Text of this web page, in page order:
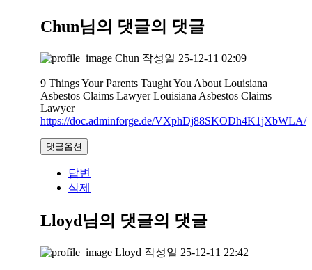
Chun님의 댓글의 댓글
Chun 작성일 25-12-11 02:09
9 Things Your Parents Taught You About Louisiana
Asbestos Claims Lawyer Louisiana Asbestos Claims
Lawyer
https://doc.adminforge.de/VXphDj88SKODh4K1jXbWLA/
댓글옵션
답변
삭제
Lloyd님의 댓글의 댓글
Lloyd 작성일 25-12-11 22:42